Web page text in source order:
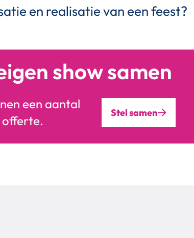
en realisatie van een feest?
show samen
een aantal
offerte.
Stel samen